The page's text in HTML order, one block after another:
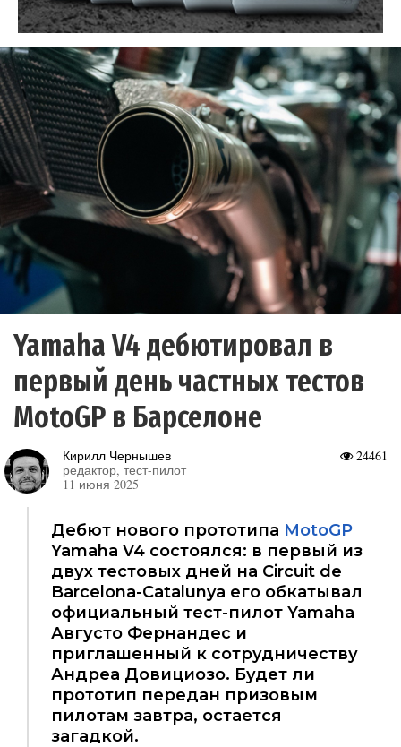
Yamaha V4 дебютировал в
первый день частных тестов
MotoGP в Барселоне
24461
Кирилл Чернышев
редактор, тест-пилот
11 июня 2025
Дебют нового прототипа MotoGP
Yamaha V4 состоялся: в первый из
двух тестовых дней на Circuit de
Barcelona-Catalunya его обкатывал
официальный тест-пилот Yamaha
Августо Фернандес и
приглашенный к сотрудничеству
Андреа Довициозо. Будет ли
прототип передан призовым
пилотам завтра, остается
загадкой.